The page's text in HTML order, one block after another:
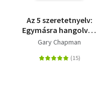
Az 5 szeretetnyelv:
Egymásra hangolva -
Az életre szóló
Gary Chapman